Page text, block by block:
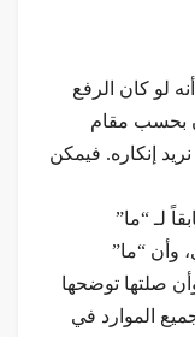
لو كان الرفع
بحسب مقام
إنكاره. فيمكن
لـ “ما”
وأن “ما”
صلتها توضحها
الموارد في